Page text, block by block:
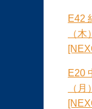
E42
（
E20
（